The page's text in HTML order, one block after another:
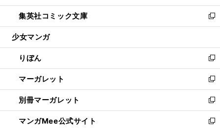
開
く
ウ
で
開
ン
ド
ウ
開
く
ウ
ィ
ン
ウ
で
開
く
し
い
ウ
ン
ド
ウ
で
開
く
集英社コミック文庫
新
し
ウ
ィ
ン
ド
ウ
で
開
く
少女マンガ
りぼん
新
し
い
ウ
ィ
ン
ド
マーガレット
新
し
い
ウ
ィ
別冊マーガレット
新
し
い
マンガMee公式サイト 新